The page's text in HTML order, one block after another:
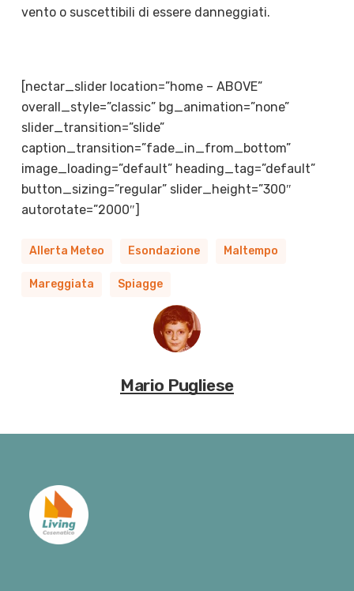
vento o suscettibili di essere danneggiati.
[nectar_slider location=”home – ABOVE”
overall_style=”classic” bg_animation=”none”
slider_transition=”slide”
caption_transition=”fade_in_from_bottom”
image_loading=”default” heading_tag=”default”
button_sizing=”regular” slider_height=”300″
autorotate=”2000″]
Allerta Meteo Esondazione Maltempo
Mareggiata Spiagge
Mario Pugliese